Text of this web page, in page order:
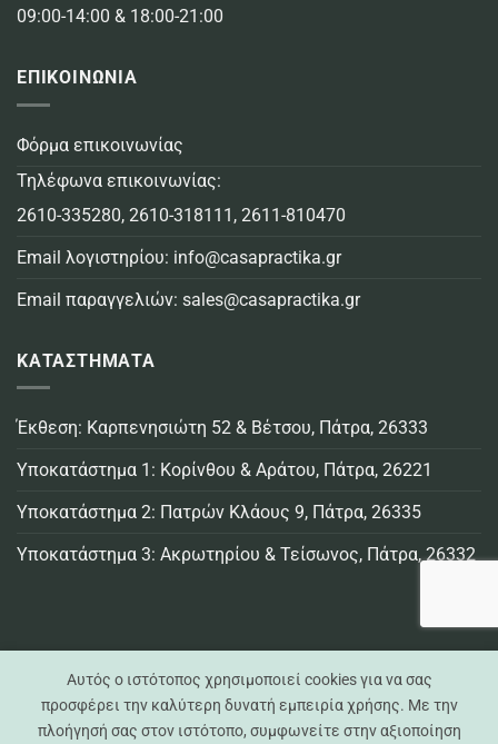
09:00-14:00 & 18:00-21:00
ΕΠΙΚΟΙΝΩΝΙΑ
Φόρμα επικοινωνίας
Τηλέφωνα επικοινωνίας:
2610-335280, 2610-318111 , 2611-810470
Email λογιστηρίου: info@casapractika.gr
Email παραγγελιών: sales@casapractika.gr
ΚΑΤΑΣΤΗΜΑΤΑ
Έκθεση: Καρπενησιώτη 52 & Βέτσου, Πάτρα, 26333
Υποκατάστημα 1: Κορίνθου & Αράτου, Πάτρα, 26221
Υποκατάστημα 2: Πατρών Κλάους 9, Πάτρα, 26335
Υποκατάστημα 3: Ακρωτηρίου & Τείσωνος, Πάτρα, 26332
Αυτός ο ιστότοπος χρησιμοποιεί cookies για να σας
προσφέρει την καλύτερη δυνατή εμπειρία χρήσης. Με την
πλοήγησή σας στον ιστότοπο, συμφωνείτε στην αξιοποίηση